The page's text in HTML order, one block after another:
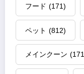
フード (171)
ペット (812)
メインクーン